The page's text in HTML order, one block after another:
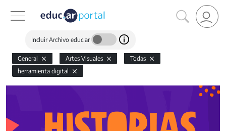
Incluir Archivo educ.ar
General Artes Visuales
Todas
herramienta digital